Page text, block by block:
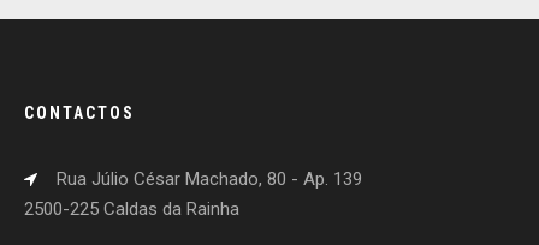
CONTACTOS
Rua Júlio César Machado, 80 - Ap. 139
2500-225 Caldas da Rainha